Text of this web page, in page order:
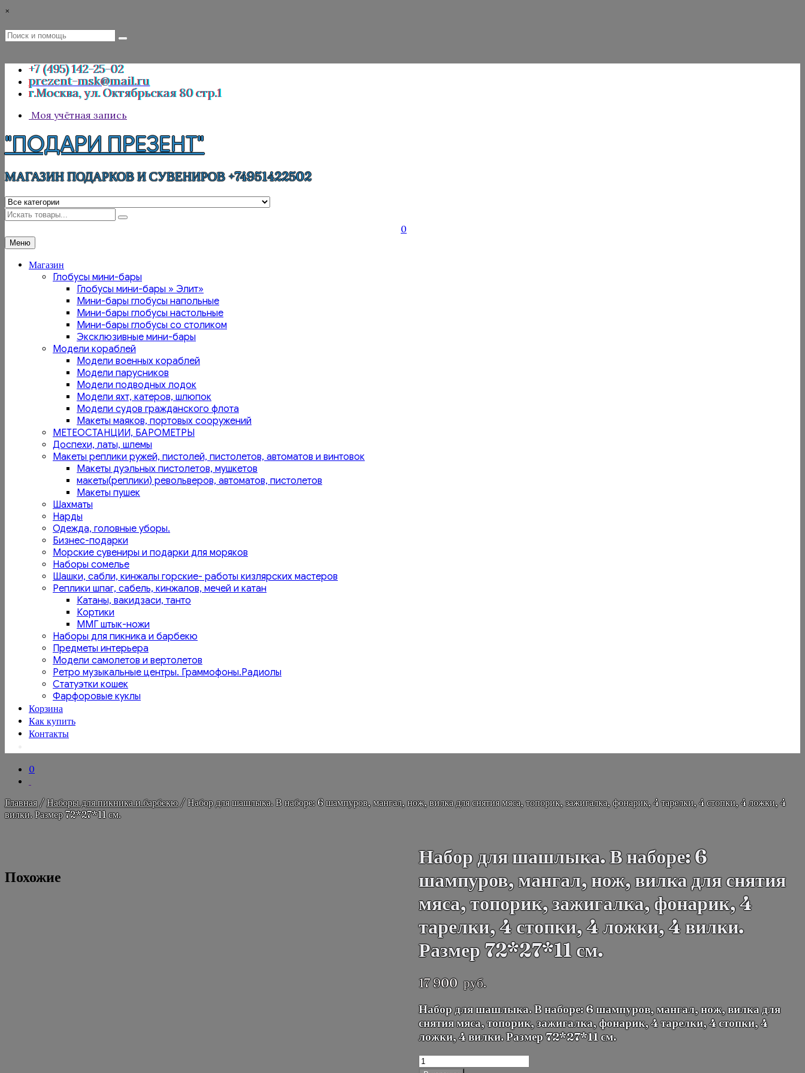
Перейти
содержимому
×
Поиск
Поиск
+7 (495) 142-25-02
prezent-msk@mail.ru
г.Москва, ул. Октябрьская 80 стр.1
Моя учётная запись
"ПОДАРИ ПРЕЗЕНТ"
МАГАЗИН ПОДАРКОВ И СУВЕНИРОВ +74951422502
Искать
0
Меню
Магазин
Глобусы мини-бары
Глобусы мини-бары » Элит»
Мини-бары глобусы напольные
Мини-бары глобусы настольные
Мини-бары глобусы со столиком
Эксклюзивные мини-бары
Модели кораблей
Модели военных кораблей
Модели парусников
Модели подводных лодок
Модели яхт, катеров, шлюпок
Модели судов гражданского флота
Макеты маяков, портовых сооружений
МЕТЕОСТАНЦИИ, БАРОМЕТРЫ
Доспехи, латы, шлемы
Макеты реплики ружей, пистолей, пистолетов, автоматов и винтовок
Макеты дуэльных пистолетов, мушкетов
макеты(реплики) револьверов, автоматов, пистолетов
Макеты пушек
Шахматы
Нарды
Одежда, головные уборы.
Бизнес-подарки
Морские сувениры и подарки для моряков
Наборы сомелье
Шашки, сабли, кинжалы горские- работы кизлярских мастеров
Реплики шпаг, сабель, кинжалов, мечей и катан
Катаны, вакидзаси, танто
Кортики
ММГ штык-ножи
Наборы для пикника и барбекю
Предметы интерьера
Модели самолетов и вертолетов
Ретро музыкальные центры. Граммофоны.Радиолы
Статуэтки кошек
Фарфоровые куклы
Корзина
Как купить
Контакты
0
Главная/Наборы для пикника и барбекю/ Набор для шашлыка. В наборе: 6 шампуров, мангал, нож, вилка для снятия мяса, топорик, зажигалка, фонарик, 4 тарелки, 4 стопки, 4 ложки, 4
вилки. Размер 72*27*11 см.
Набор для шашлыка. В наборе: 6
шампуров, мангал, нож, вилка для снятия
мяса, топорик, зажигалка, фонарик, 4
тарелки, 4 стопки, 4 ложки, 4 вилки.
Размер 72*27*11 см.
17 900 руб.
Набор для шашлыка. В наборе: 6 шампуров, мангал, нож, вилка для
снятия мяса, топорик, зажигалка, фонарик, 4 тарелки, 4 стопки, 4
ложки, 4 вилки. Размер 72*27*11 см.
Количество
Похожие